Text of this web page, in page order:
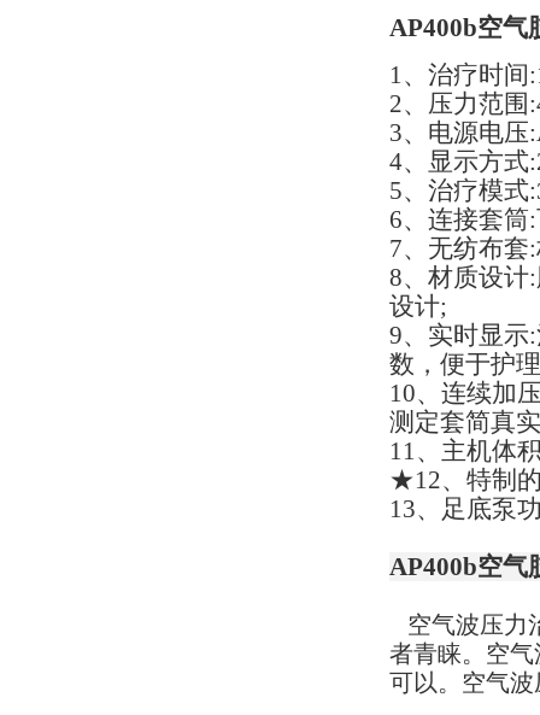
AP400b空气
1、治疗时间
2、压力范围
3、电源电压
4、显示方式
5、治疗模式:
6、连接套筒
7、无纺布套
8、材质设计
设计;
9、实时显示
数，便于护
10、连续加
测定套简真
11、主机体
★12、特制
13、足底泵
AP400b空气
空气波压力
者青睐。空
可以。空气